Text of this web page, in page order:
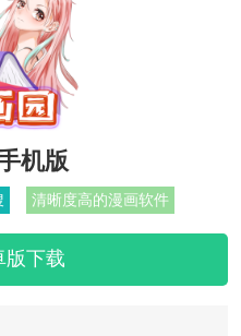
时尚购物
机版
清晰度高的漫画软件
版下载